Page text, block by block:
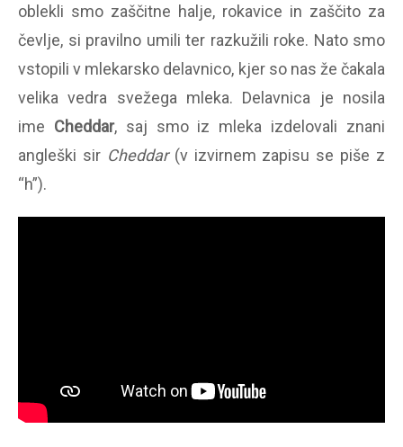
oblekli smo zaščitne halje, rokavice in zaščito za
čevlje, si pravilno umili ter razkužili roke. Nato smo
vstopili v mlekarsko delavnico, kjer so nas že čakala
velika vedra svežega mleka. Delavnica je nosila
ime Cheddar, saj smo iz mleka izdelovali znani
angleški sir Cheddar(v izvirnem zapisu se piše z
“h”).